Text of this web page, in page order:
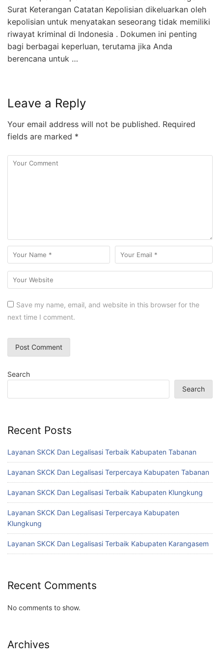
Surat Keterangan Catatan Kepolisian dikeluarkan oleh
kepolisian untuk menyatakan seseorang tidak memiliki
riwayat kriminal di Indonesia . Dokumen ini penting
bagi berbagai keperluan, terutama jika Anda
berencana untuk …
Leave a Reply
Your email address will not be published. Required
fields are marked *
Save my name, email, and website in this browser for the
next time I comment.
Search
Search
Recent Posts
Layanan SKCK Dan Legalisasi Terbaik Kabupaten Tabanan
Layanan SKCK Dan Legalisasi Terpercaya Kabupaten Tabanan
Layanan SKCK Dan Legalisasi Terbaik Kabupaten Klungkung
Layanan SKCK Dan Legalisasi Terpercaya Kabupaten
Klungkung
Layanan SKCK Dan Legalisasi Terbaik Kabupaten Karangasem
Recent Comments
No comments to show.
Archives